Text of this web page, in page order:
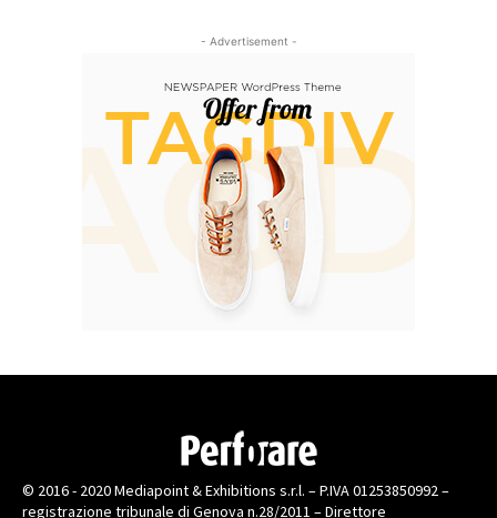
- Advertisement -
© 2016 - 2020 Mediapoint & Exhibitions s.r.l. – P.IVA 01253850992 –
registrazione tribunale di Genova n.28/2011 – Direttore